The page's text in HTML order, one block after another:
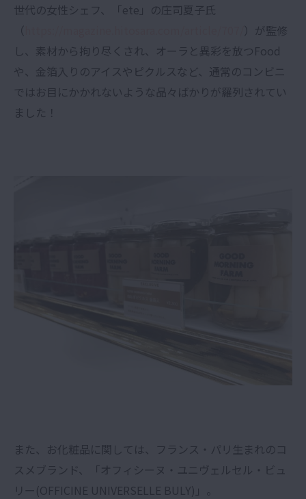
世代の女性シェフ、「ete」の庄司夏子氏
（
）が監修
し、素材から拘り尽くされ、オーラと異彩を放つFood
や、金箔入りのアイスやピクルスなど、通常のコンビニ
ではお目にかかれないような品々ばかりが羅列されてい
ました！
また、お化粧品に関しては、フランス・パリ生まれのコ
スメブランド、「オフィシーヌ・ユニヴェルセル・ビュ
リー(OFFICINE UNIVERSELLE BULY)」。